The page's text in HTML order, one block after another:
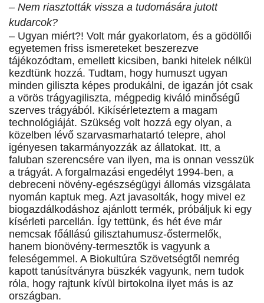
– Nem riasztották vissza a tudomására jutott
kudarcok?
– Ugyan miért?! Volt már gyakorlatom, és a gödöllői
egyetemen friss ismereteket beszerezve
tájékozódtam, emellett kicsiben, banki hitelek nélkül
kezdtünk hozzá. Tudtam, hogy humuszt ugyan
minden giliszta képes produkálni, de igazán jót csak
a vörös trágyagiliszta, mégpedig kiváló minőségű
szerves trágyából. Kikísérleteztem a magam
technológiáját. Szükség volt hozzá egy olyan, a
közelben lévő szarvasmarhatartó telepre, ahol
igényesen takarmányozzák az állatokat. Itt, a
faluban szerencsére van ilyen, ma is onnan vesszük
a trágyát. A forgalmazási engedélyt 1994-ben, a
debreceni növény-egészségügyi állomás vizsgálata
nyomán kaptuk meg. Azt javasolták, hogy mivel ez
biogazdálkodáshoz ajánlott termék, próbáljuk ki egy
kísérleti parcellán. Így tettünk, és hét éve már
nemcsak főállású gilisztahumusz-őstermelők,
hanem bionövény-termesztők is vagyunk a
feleségemmel. A Biokultúra Szövetségtől nemrég
kapott tanúsítványra büszkék vagyunk, nem tudok
róla, hogy rajtunk kívül birtokolna ilyet más is az
országban.